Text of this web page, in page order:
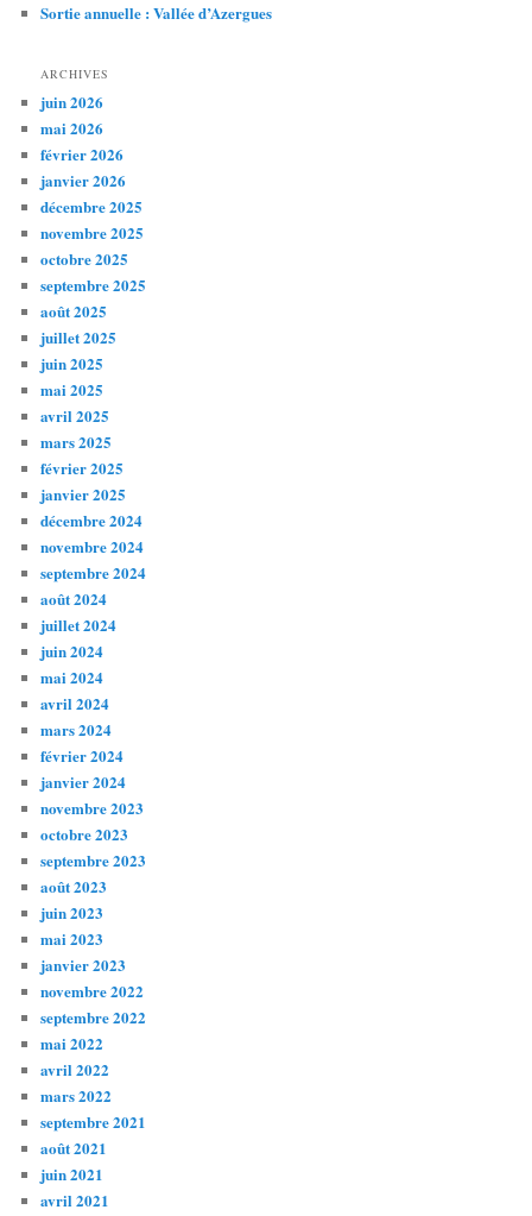
Sortie annuelle : Vallée d’Azergues
ARCHIVES
juin 2026
mai 2026
février 2026
janvier 2026
décembre 2025
novembre 2025
octobre 2025
septembre 2025
août 2025
juillet 2025
juin 2025
mai 2025
avril 2025
mars 2025
février 2025
janvier 2025
décembre 2024
novembre 2024
septembre 2024
août 2024
juillet 2024
juin 2024
mai 2024
avril 2024
mars 2024
février 2024
janvier 2024
novembre 2023
octobre 2023
septembre 2023
août 2023
juin 2023
mai 2023
janvier 2023
novembre 2022
septembre 2022
mai 2022
avril 2022
mars 2022
septembre 2021
août 2021
juin 2021
avril 2021